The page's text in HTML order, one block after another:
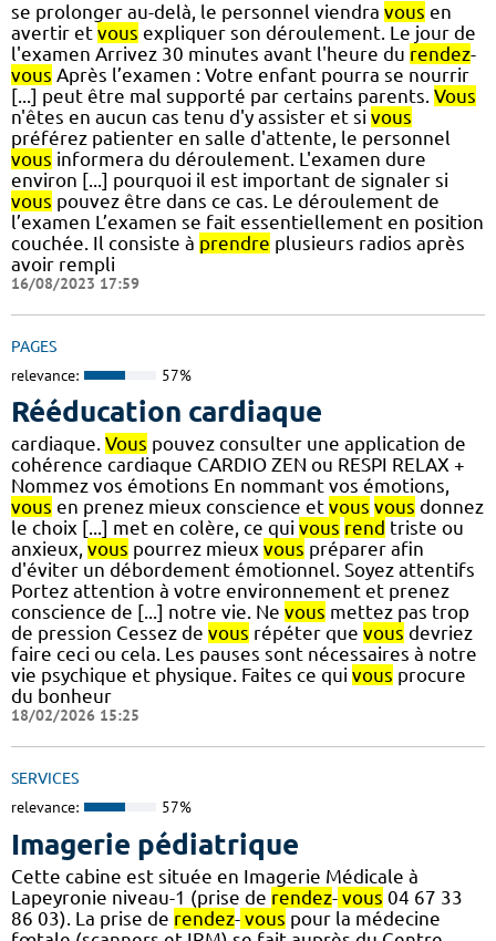
se prolonger au-delà, le personnel viendra vous en
avertir et vous expliquer son déroulement. Le jour de
l'examen Arrivez 30 minutes avant l'heure du rendez-
vous Après l’examen : Votre enfant pourra se nourrir
[...] peut être mal supporté par certains parents. Vous
n'êtes en aucun cas tenu d'y assister et si vous
préférez patienter en salle d'attente, le personnel
vous informera du déroulement. L'examen dure
environ [...] pourquoi il est important de signaler si
vous pouvez être dans ce cas. Le déroulement de
l’examen L’examen se fait essentiellement en position
couchée. Il consiste à prendre plusieurs radios après
avoir rempli
16/08/2023 17:59
PAGES
relevance: 57%
Rééducation cardiaque
cardiaque. Vous pouvez consulter une application de
cohérence cardiaque CARDIO ZEN ou RESPI RELAX +
Nommez vos émotions En nommant vos émotions,
vous en prenez mieux conscience et vous vous donnez
le choix [...] met en colère, ce qui vous rend triste ou
anxieux, vous pourrez mieux vous préparer afin
d'éviter un débordement émotionnel. Soyez attentifs
Portez attention à votre environnement et prenez
conscience de [...] notre vie. Ne vous mettez pas trop
de pression Cessez de vous répéter que vous devriez
faire ceci ou cela. Les pauses sont nécessaires à notre
vie psychique et physique. Faites ce qui vous procure
du bonheur
18/02/2026 15:25
SERVICES
relevance: 57%
Imagerie pédiatrique
Cette cabine est située en Imagerie Médicale à
Lapeyronie niveau-1 (prise de rendez- vous 04 67 33
86 03). La prise de rendez- vous pour la médecine